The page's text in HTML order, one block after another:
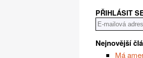
PŘIHLÁSIT
Nejnovější
Má